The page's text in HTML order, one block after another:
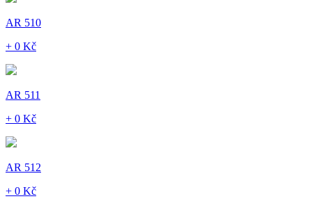
AR 510
+ 0 Kč
AR 511
+ 0 Kč
AR 512
+ 0 Kč